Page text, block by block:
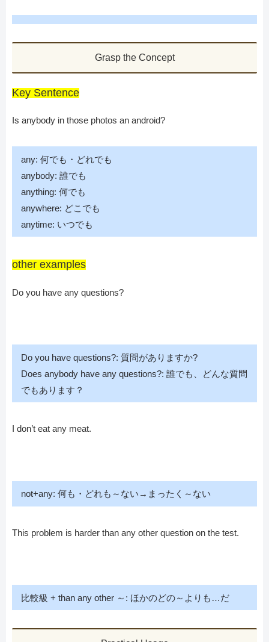
Grasp the Concept
Key Sentence
Is anybody in those photos an android?
any: 何でも・どれでも
anybody: 誰でも
anything: 何でも
anywhere: どこでも
anytime: いつでも
other examples
Do you have any questions?
Do you have questions?: 質問がありますか?
Does anybody have any questions?: 誰でも、どんな質問
でもあります？
I don’t eat any meat.
not+any: 何も・どれも～ない→まったく～ない
This problem is harder than any other question on the test.
比較級 + than any other ～: ほかのどの～よりも…だ